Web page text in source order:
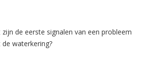
zijn de eerste signalen van een probleem
waterkering?